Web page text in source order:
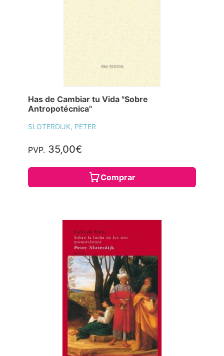
Has de Cambiar tu Vida "Sobre
Antropotécnica"
SLOTERDIJK, PETER
PVP. 35,00€
Comprar